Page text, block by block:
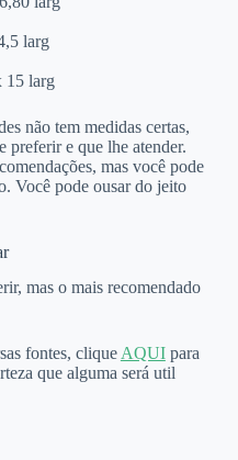
larg
15 larg
não tem medidas certas,
e que lhe atender.
mas você pode
Você pode ousar do jeito
mas o mais recomendado
fontes, clique AQUIpara
que alguma será util